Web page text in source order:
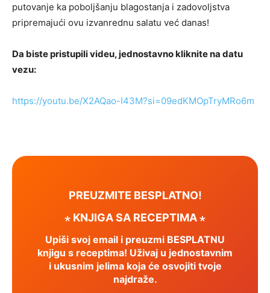
putovanje ka poboljšanju blagostanja i zadovoljstva
pripremajući ovu izvanrednu salatu već danas!
Da biste pristupili videu, jednostavno kliknite na datu
vezu:
https://youtu.be/X2AQao-I43M?si=09edKMOpTryMRo6m
PREUZMITE BESPLATNO!
⋆ KNJIGA SA RECEPTIMA ⋆
Upiši svoj email i preuzmi BESPLATNU
knjigu s receptima! Uživaj u jednostavnim
i ukusnim jelima koja će osvojiti tvoje
najdraže.